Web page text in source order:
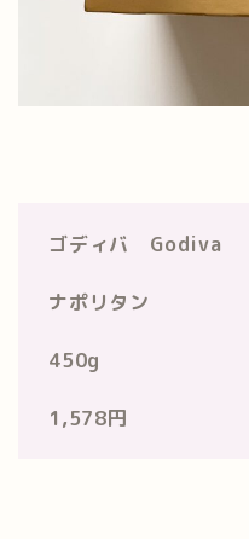
ゴディバ Godiva
ナポリタン
450g
1,578円